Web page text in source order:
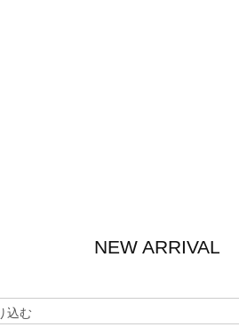
NEW ARRIVAL